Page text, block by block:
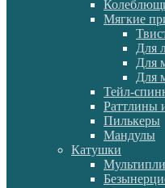
Мягкие
Для
Для
Для
Тейл-
Раттлины
Пилькеры
Мандулы
Катушки